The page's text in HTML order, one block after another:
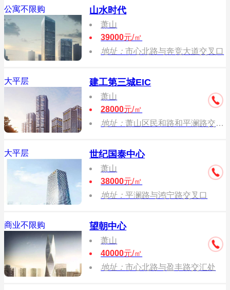
公寓不限购 山水时代
萧山
39000元/㎡
地址：市心北路与奔竞大道交叉口
大平层 建工第三城EIC
萧山
28000元/㎡
地址：萧山区民和路和平澜路交叉口
大平层 世纪国泰中心
萧山
38000元/㎡
地址：平澜路与鸿宁路交叉口
商业不限购 望朝中心
萧山
40000元/㎡
地址：市心北路与盈丰路交汇处